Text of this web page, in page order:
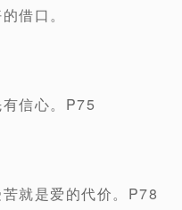
借口。
信心。P75
就是爱的代价。P78